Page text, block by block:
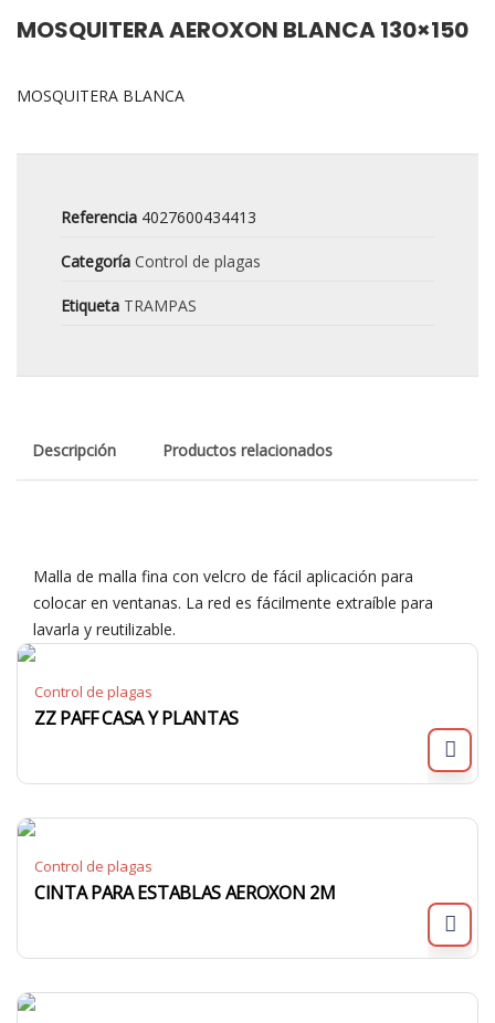
MOSQUITERA AEROXON BLANCA 130×150
MOSQUITERA BLANCA
Referencia 4027600434413
Categoría Control de plagas
Etiqueta TRAMPAS
Descripción Productos relacionados
Malla de malla fina con velcro de fácil aplicación para
colocar en ventanas. La red es fácilmente extraíble para
lavarla y reutilizable.
Control de plagas
ZZ PAFF CASA Y PLANTAS
Control de plagas
CINTA PARA ESTABLAS AEROXON 2M